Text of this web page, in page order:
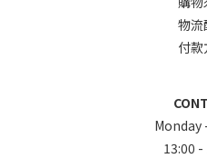
物流
付
Monday
13:00 -